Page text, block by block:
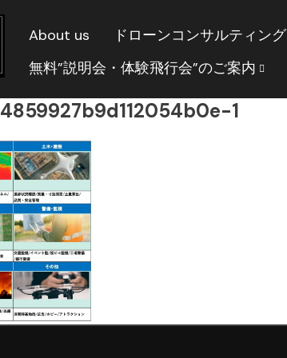
About us ドローンコンサルティング
無料”説明会・体験飛行会”のご案内
1